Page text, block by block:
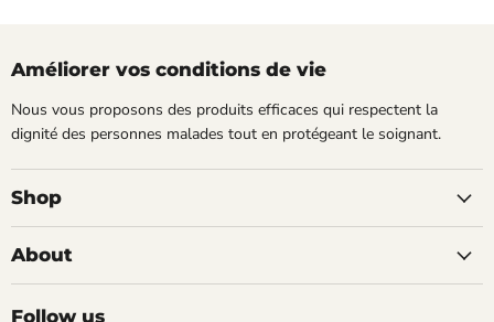
Améliorer vos conditions de vie
Nous vous proposons des produits efficaces qui respectent la
dignité des personnes malades tout en protégeant le soignant.
Shop
About
Follow us